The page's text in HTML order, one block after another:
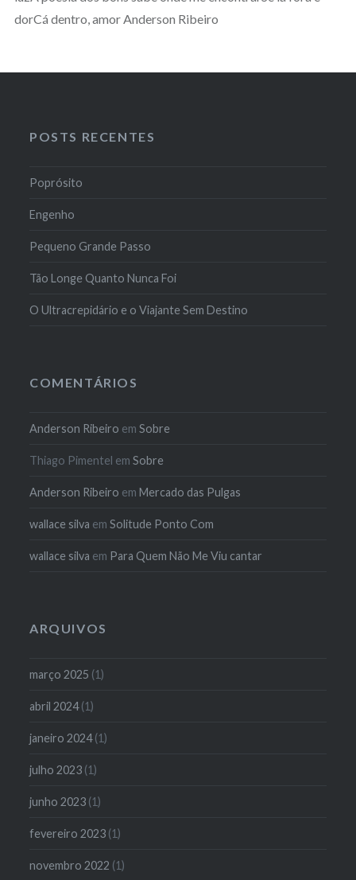
dorCá dentro, amor Anderson Ribeiro
POSTS RECENTES
Poprósito
Engenho
Pequeno Grande Passo
Tão Longe Quanto Nunca Foi
O Ultracrepidário e o Viajante Sem Destino
COMENTÁRIOS
Anderson Ribeiro emSobre
Thiago Pimentel emSobre
Anderson Ribeiro emMercado das Pulgas
wallace silva emSolitude Ponto Com
wallace silva em Para Quem Não Me Viu cantar
ARQUIVOS
março 2025 (1)
abril 2024(1)
janeiro 2024(1)
julho 2023 (1)
junho 2023 (1)
fevereiro 2023 (1)
novembro 2022 (1)